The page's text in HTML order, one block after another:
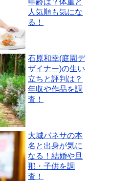
年齢は？体重と
人気順も気にな
る！
石原和幸(庭園デ
ザイナー)の生い
立ちと評判は？
年収や作品を調
査！
大城バネサの本
名と出身が気に
なる！結婚や旦
那・子供を調
査！